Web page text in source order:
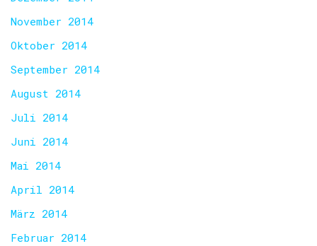
November 2014
Oktober 2014
September 2014
August 2014
Juli 2014
Juni 2014
Mai 2014
April 2014
März 2014
Februar 2014